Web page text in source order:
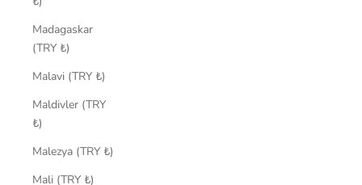
Madagaskar
(TRY ₺)
Malavi (TRY ₺)
Maldivler (TRY
₺)
Malezya (TRY ₺)
Mali (TRY ₺)